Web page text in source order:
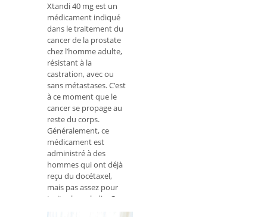
Xtandi 40 mg est un
médicament indiqué
dans le traitement du
cancer de la prostate
chez l’homme adulte,
résistant à la
castration, avec ou
sans métastases. C’est
à ce moment que le
cancer se propage au
reste du corps.
Généralement, ce
médicament est
administré à des
hommes qui ont déjà
reçu du docétaxel,
mais pas assez pour
traiter la maladie. Ce
médicament est